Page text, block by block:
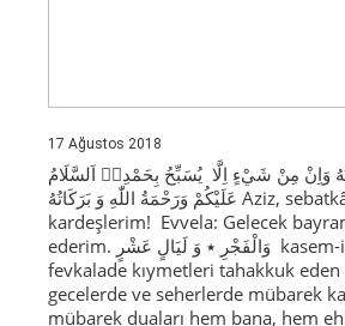
17 Ağustos 2018
وَاِنْ مِنْ شَيْءٍ اِلَّا يُسَبِّحُ بِحَمْدِه۪ اَلسَّلَامُ
عَلَيْكُمْ وَرَحْمَةُ اللّٰهِ وَ بَرَكَاتُهُ Aziz, sebatkâr, fedakar, sıddık
kardeşlerim! Evvela: Gelecek
ederim. وَالْفَجْرِ ٭ وَ لَيَالٍ عَشْرٍ kasem-i Kur’aniyle
fevkalade kıymetleri tahakkuk
gecelerde ve seherlerde mübarek
mübarek duaları hem bana, hem